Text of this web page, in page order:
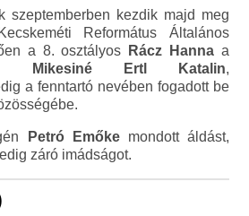
szeptemberben kezdik majd meg
Református Általános
a 8. osztályos
Rácz Hannaa
Mikesiné Ertl Katalin,
a fenntartó nevében fogadott be
Petró Emőkemondott áldást,
záró imádságot.